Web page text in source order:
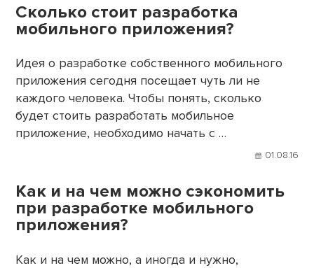
Сколько стоит разработка
мобильного приложения?
Идея о разработке собственного мобильного
приложения сегодня посещает чуть ли не
каждого человека. Чтобы понять, сколько
будет стоить разработать мобильное
приложение, необходимо начать с …
01.08.16
Как и на чем можно сэкономить
при разработке мобильного
приложения?
Как и на чем можно, а иногда и нужно,